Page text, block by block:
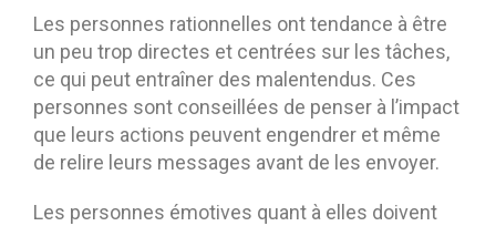
Les personnes rationnelles ont tendance à être
un peu trop directes et centrées sur les tâches,
ce qui peut entraîner des malentendus. Ces
personnes sont conseillées de penser à l’impact
que leurs actions peuvent engendrer et même
de relire leurs messages avant de les envoyer.
Les personnes émotives quant à elles doivent